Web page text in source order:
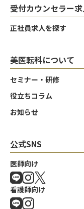
クリア
クリア
クリア
受付カウンセラー
正社員求人を探す
美医転科について
セミナー・研修
役立ちコラム
お知らせ
公式SNS
医師向け
看護師向け